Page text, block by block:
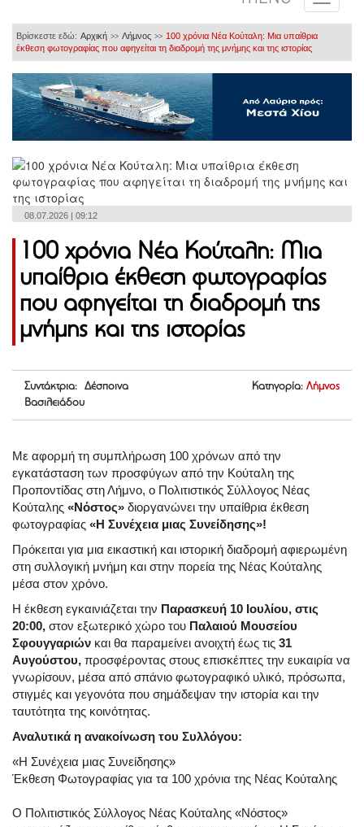
Βρίσκεστε εδώ: Αρχική >> Λήμνος >> 100 χρόνια Νέα Κούταλη: Μια υπαίθρια
έκθεση φωτογραφίας που αφηγείται τη διαδρομή της μνήμης και της ιστορίας
08.07.2026 | 09:12
100 χρόνια Νέα Κούταλη: Μια
υπαίθρια έκθεση φωτογραφίας
που αφηγείται τη διαδρομή της
μνήμης και της ιστορίας
Συντάκτρια: Δέσποινα
Βασιλειάδου
Κατηγορία: Λήμνος
Με αφορμή τη συμπλήρωση 100 χρόνων από την
εγκατάσταση των προσφύγων από την Κούταλη της
Προποντίδας στη Λήμνο, ο Πολιτιστικός Σύλλογος Νέας
Κούταλης «Νόστος» διοργανώνει την υπαίθρια έκθεση
φωτογραφίας «Η Συνέχεια μιας Συνείδησης»!
Πρόκειται για μια εικαστική και ιστορική διαδρομή αφιερωμένη
στη συλλογική μνήμη και στην πορεία της Νέας Κούταλης
μέσα στον χρόνο.
Η έκθεση εγκαινιάζεται την Παρασκευή 10 Ιουλίου, στις
20:00, στον εξωτερικό χώρο του Παλαιού Μουσείου
Σφουγγαριών και θα παραμείνει ανοιχτή έως τις 31
Αυγούστου, προσφέροντας στους επισκέπτες την ευκαιρία να
γνωρίσουν, μέσα από σπάνιο φωτογραφικό υλικό, πρόσωπα,
στιγμές και γεγονότα που σημάδεψαν την ιστορία και την
ταυτότητα της κοινότητας.
Αναλυτικά η ανακοίνωση του Συλλόγου:
«Η Συνέχεια μιας Συνείδησης»
Έκθεση Φωτογραφίας για τα 100 χρόνια της Νέας Κούταλης
Ο Πολιτιστικός Σύλλογος Νέας Κούταλης «Νόστος»